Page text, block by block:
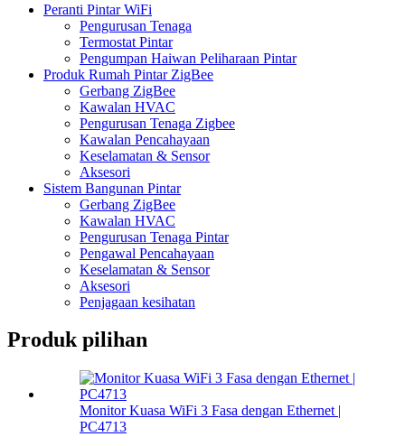
Peranti Pintar WiFi
Pengurusan Tenaga
Termostat Pintar
Pengumpan Haiwan Peliharaan Pintar
Produk Rumah Pintar ZigBee
Gerbang ZigBee
Kawalan HVAC
Pengurusan Tenaga Zigbee
Kawalan Pencahayaan
Keselamatan & Sensor
Aksesori
Sistem Bangunan Pintar
Gerbang ZigBee
Kawalan HVAC
Pengurusan Tenaga Pintar
Pengawal Pencahayaan
Keselamatan & Sensor
Aksesori
Penjagaan kesihatan
Produk pilihan
Monitor Kuasa WiFi 3 Fasa dengan Ethernet |
PC4713